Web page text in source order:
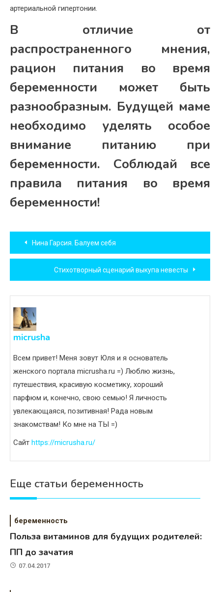
артериальной гипертонии.
В отличие от
распространенного мнения,
рацион питания во время
беременности может быть
разнообразным. Будущей маме
необходимо уделять особое
внимание питанию при
беременности. Соблюдай все
правила питания во время
беременности!
Навигация
по
записям
Нина Гарсия. Балуем себя
Стихотворный сценарий выкупа невесты
micrusha
Всем привет! Меня зовут Юля и я основатель
женского портала micrusha.ru =) Люблю жизнь,
путешествия, красивую косметику, хороший
парфюм и, конечно, свою семью! Я личность
увлекающаяся, позитивная! Рада новым
знакомствам! Ко мне на ТЫ =)
Сайт https://micrusha.ru/
Еще статьи беременность
беременность
Польза витаминов для будущих родителей:
ПП до зачатия
07.04.2017